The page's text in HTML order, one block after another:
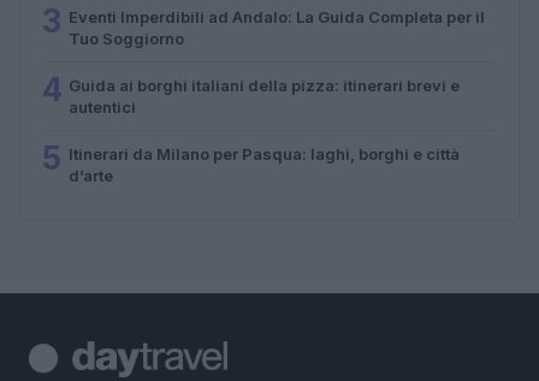
3 Eventi Imperdibili ad Andalo: La Guida Completa per il
Tuo Soggiorno
4 Guida ai borghi italiani della pizza: itinerari brevi e
autentici
5 Itinerari da Milano per Pasqua: laghi, borghi e città
d’arte